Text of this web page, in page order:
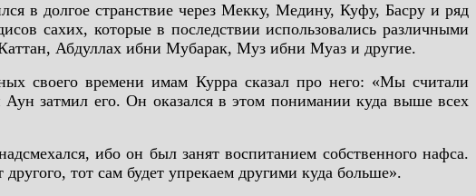
в долгое странствие через Мекку, Медину, Куфу, Басру и ряд
сахих, которые в последствии использовались различными
Абдуллах ибни Мубарак, Муз ибни Муаз и другие.
своего времени имам Курра сказал про него: «Мы считали
затмил его. Он оказался в этом понимании куда выше всех
ибо он был занят воспитанием собственного нафса.
тот сам будет упрекаем другими куда больше».